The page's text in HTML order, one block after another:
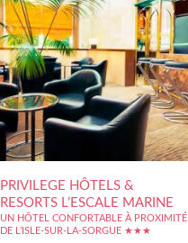
PRIVILEGE HÔTELS &
RESORTS L’ESCALE MARINE
UN HÔTEL CONFORTABLE À PROXIMITÉ
DE L’ISLE-SUR-LA-SORGUE ★★★